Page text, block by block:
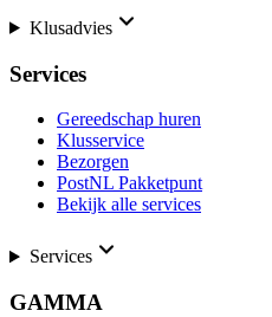
Klusadvies
Services
Gereedschap huren
Klusservice
Bezorgen
PostNL Pakketpunt
Bekijk alle services
Services
GAMMA